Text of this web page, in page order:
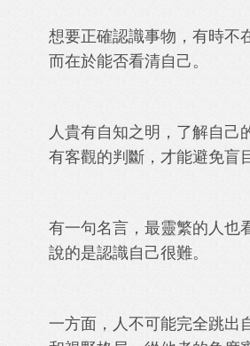
想要正確認識事物，有時不
而在於能否看清自己。
人貴有自知之明，了解自己
有客觀的判斷，才能避免盲
有一句名言，最靈繁的人也
說的是認識自己很難。
一方面，人不可能完全跳出